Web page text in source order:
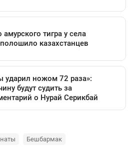
Бешбармак